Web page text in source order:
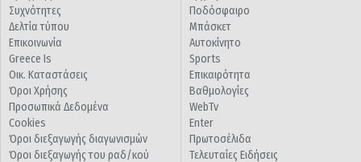
Συχνότητες
Δελτία τύπου
Επικοινωνία
Greece Is
Οικ. Καταστάσεις
Όροι Χρήσης
Προσωπικά Δεδομένα
Cookies
Όροι διεξαγωγής διαγωνισμών
Όροι διεξαγωγής του ραδ/κού
Ποδόσφαιρο
Μπάσκετ
Αυτοκίνητο
Sports
Επικαιρότητα
Βαθμολογίες
WebTv
Enter
Πρωτοσέλιδα
Τελευταίες Ειδήσεις